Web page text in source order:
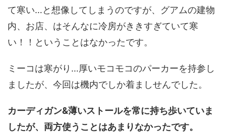
て寒い…と想像してしまうのですが、グアムの建物
内、お店、はそんなに冷房がききすぎていて寒
い！！ということはなかったです。
ミーコは寒がり…厚いモコモコのパーカーを持参し
ましたが、今回は機内でしか着ましせんでした。
カーディガン&薄いストールを常に持ち歩いていま
したが、両方使うことはあまりなかったです。